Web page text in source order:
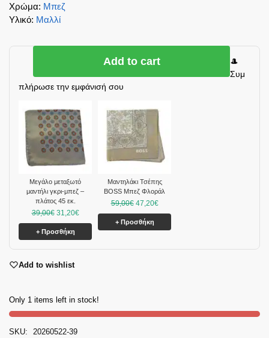
Χρώμα: Μπεζ
Υλικό: Μαλλί
Add to cart
🎩
Συμ
πλήρωσε την εμφάνισή σου
Μεγάλο μεταξωτό
μαντήλι γκρι-μπεζ –
πλάτος 45 εκ.
39,00€ 31,20€
+ Προσθήκη
Μαντηλάκι Τσέπης
BOSS Μπεζ Φλοράλ
59,00€ 47,20€
+ Προσθήκη
Add to wishlist
Only 1 items left in stock!
SKU:
20260522-39